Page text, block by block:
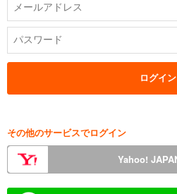
その他のサービスでログイン
Yahoo!